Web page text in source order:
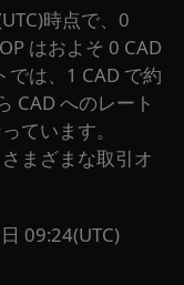
時点で、0
はおよそ 0 CAD
では、1 CAD で約
CAD へのレート
ています。
まざまな取引オ
09:24(UTC)